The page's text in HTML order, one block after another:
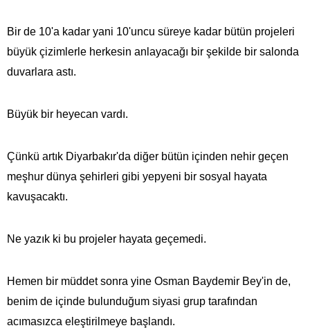
Bir de 10'a kadar yani 10'uncu süreye kadar bütün projeleri
büyük çizimlerle herkesin anlayacağı bir şekilde bir salonda
duvarlara astı.
Büyük bir heyecan vardı.
Çünkü artık Diyarbakır'da diğer bütün içinden nehir geçen
meşhur dünya şehirleri gibi yepyeni bir sosyal hayata
kavuşacaktı.
Ne yazık ki bu projeler hayata geçemedi.
Hemen bir müddet sonra yine Osman Baydemir Bey'in de,
benim de içinde bulunduğum siyasi grup tarafından
acımasızca eleştirilmeye başlandı.